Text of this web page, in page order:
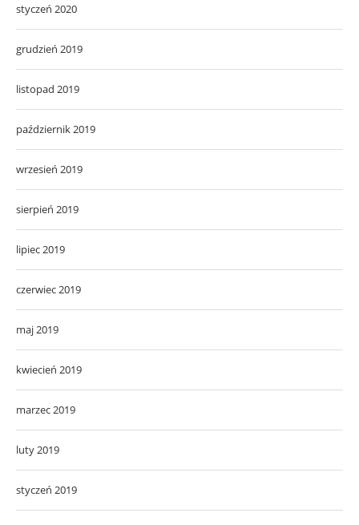
styczeń 2020
grudzień 2019
listopad 2019
październik 2019
wrzesień 2019
sierpień 2019
lipiec 2019
czerwiec 2019
maj 2019
kwiecień 2019
marzec 2019
luty 2019
styczeń 2019